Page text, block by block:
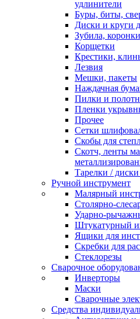
удлинители
Буры, биты,
Диски и круги
Зубила,
Корщетки
Крестики,
Лезвия
Мешки, пакеты
Наждачная
Пилки и
Пленки
Прочее
Сетки
Скобы для
Скотч, ленты
Тарелки /
Ручной инструмент
Малярный
Столярно-
Ударно-
Штукатурный
Ящики для
Скребки для
Стеклорезы
Сварочное
Инверторы
Маски
Сварочные
Средства